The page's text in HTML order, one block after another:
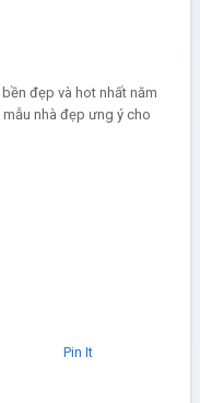
bền đẹp và hot nhất năm
nhà đẹp ưng ý cho
Pin It